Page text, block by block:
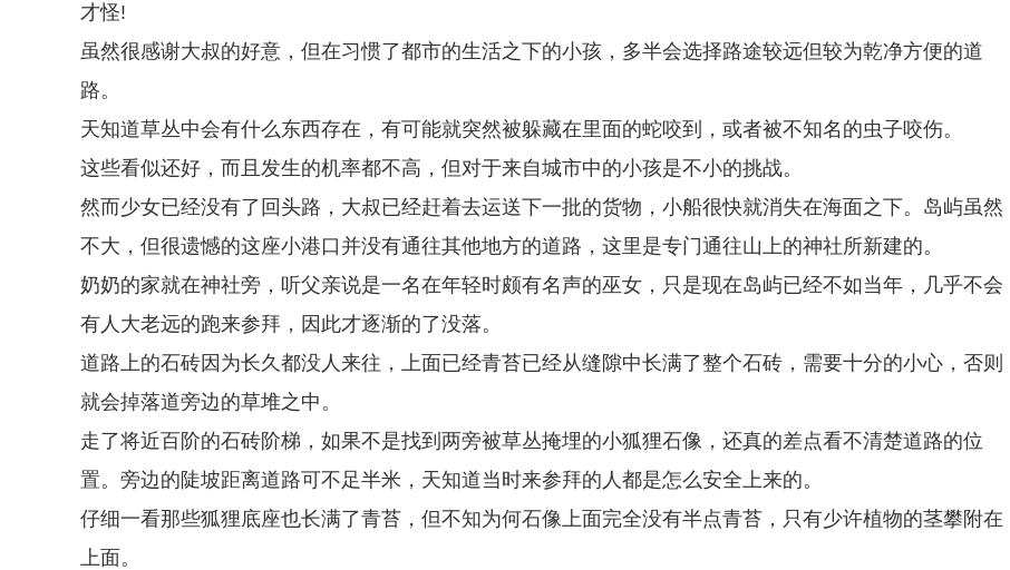
才怪!
虽然很感谢大叔的好意，但在习惯了都市的生活之下的小孩，多半会选择路途较远但较为乾净方便的道
路。
天知道草丛中会有什么东西存在，有可能就突然被躲藏在里面的蛇咬到，或者被不知名的虫子咬伤。
这些看似还好，而且发生的机率都不高，但对于来自城市中的小孩是不小的挑战。
然而少女已经没有了回头路，大叔已经赶着去运送下一批的货物，小船很快就消失在海面之下。岛屿虽然
不大，但很遗憾的这座小港口并没有通往其他地方的道路，这里是专门通往山上的神社所新建的。
奶奶的家就在神社旁，听父亲说是一名在年轻时颇有名声的巫女，只是现在岛屿已经不如当年，几乎不会
有人大老远的跑来参拜，因此才逐渐的了没落。
道路上的石砖因为长久都没人来往，上面已经青苔已经从缝隙中长满了整个石砖，需要十分的小心，否则
就会掉落道旁边的草堆之中。
走了将近百阶的石砖阶梯，如果不是找到两旁被草丛掩埋的小狐狸石像，还真的差点看不清楚道路的位
置。旁边的陡坡距离道路可不足半米，天知道当时来参拜的人都是怎么安全上来的。
仔细一看那些狐狸底座也长满了青苔，但不知为何石像上面完全没有半点青苔，只有少许植物的茎攀附在
上面。